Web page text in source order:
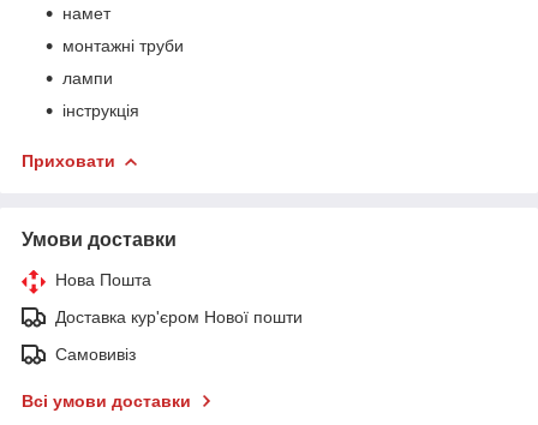
намет
монтажні труби
лампи
інструкція
Приховати
Умови доставки
Нова Пошта
Доставка кур'єром Нової пошти
Самовивіз
Всі умови доставки